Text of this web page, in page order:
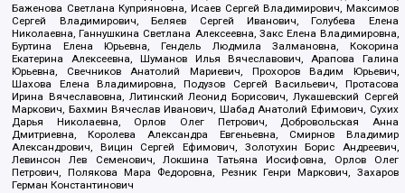
Баженова Светлана Куприяновна, Исаев Сергей Владимирович, Максимов
Сергей Владимирович, Беляев Сергей Иванович, Голубева Елена
Николаевна, Ганнушкина Светлана Алексеевна, Закс Елена Владимировна,
Буртина Елена Юрьевна, Гендель Людмила Залмановна, Кокорина
Екатерина Алексеевна, Шуманов Илья Вячеславович, Арапова Галина
Юрьевна, Свечников Анатолий Мариевич, Прохоров Вадим Юрьевич,
Шахова Елена Владимировна, Подузов Сергей Васильевич, Протасова
Ирина Вячеславовна, Литинский Леонид Борисович, Лукашевский Сергей
Маркович, Бахмин Вячеслав Иванович, Шабад Анатолий Ефимович, Сухих
Дарья Николаевна, Орлов Олег Петрович, Добровольская Анна
Дмитриевна, Королева Александра Евгеньевна, Смирнов Владимир
Александрович, Вицин Сергей Ефимович, Золотухин Борис Андреевич,
Левинсон Лев Семенович, Локшина Татьяна Иосифовна, Орлов Олег
Петрович, Полякова Мара Федоровна, Резник Генри Маркович, Захаров
Герман Константинович